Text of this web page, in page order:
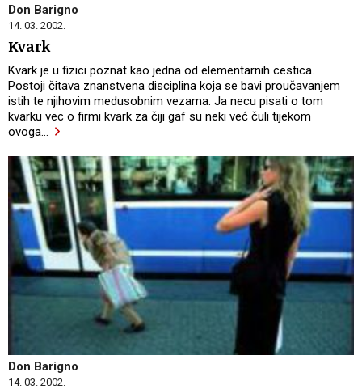
Don Barigno
14. 03. 2002.
Kvark
Kvark je u fizici poznat kao jedna od elementarnih cestica.
Postoji čitava znanstvena disciplina koja se bavi proučavanjem
istih te njihovim medusobnim vezama. Ja necu pisati o tom
kvarku vec o firmi kvark za čiji gaf su neki već čuli tijekom
ovoga…
Don Barigno
14. 03. 2002.